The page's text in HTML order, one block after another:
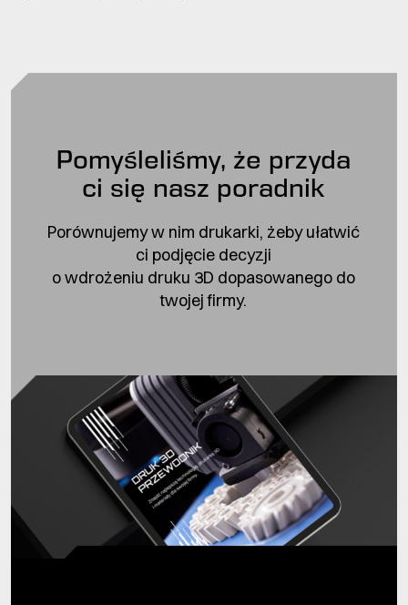
Pomyśleliśmy, że przyda
ci się nasz poradnik
Porównujemy w nim drukarki, żeby ułatwić
ci podjęcie decyzji
o wdrożeniu druku 3D dopasowanego do
twojej firmy.